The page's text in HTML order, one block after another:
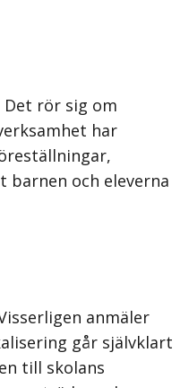
rör sig om
har
och eleverna
anmäler
går självklart
till skolans